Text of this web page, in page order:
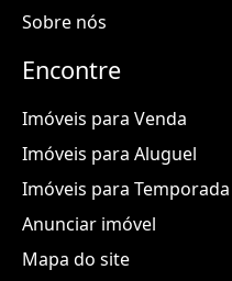
Sobre nós
Encontre
Imóveis para Venda
Imóveis para Aluguel
Imóveis para Temporada
Anunciar imóvel
Mapa do site